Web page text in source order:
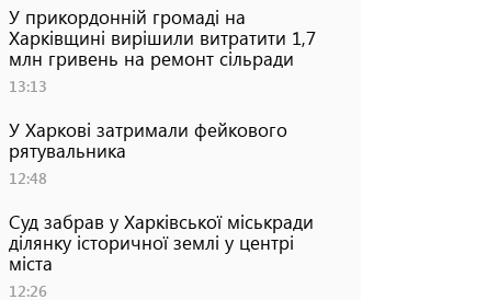
У прикордонній громаді на
Харківщині вирішили витратити 1,7
млн гривень на ремонт сільради
13:13
У Харкові затримали фейкового
рятувальника
12:48
Суд забрав у Харківської міськради
ділянку історичної землі у центрі
міста
12:26